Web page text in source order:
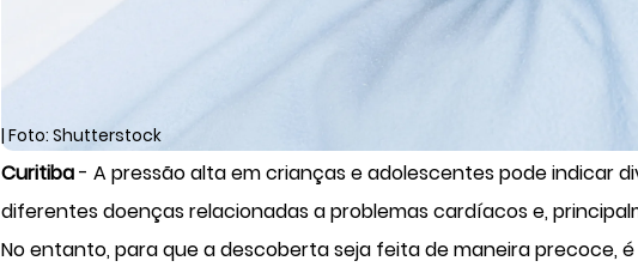
| Foto: Shutterstock
Curitiba- A pressão alta em crianças e adolescentes pode indicar
diferentes doenças relacionadas a problemas cardíacos e,
No entanto, para que a descoberta seja feita de maneira precoce,